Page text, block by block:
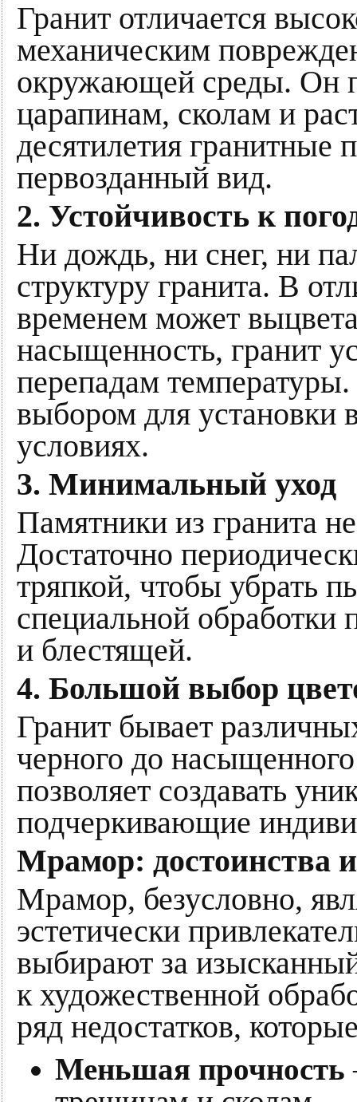
Гранит отличается
механическим
окружающей среды. Он
царапинам, сколам и
десятилетия гранитные
первозданный вид.
2. Устойчивость к
Ни дождь, ни снег, ни
структуру гранита. В
временем может
насыщенность, гранит
перепадам
выбором для установки
условиях.
3. Минимальный уход
Памятники из гранита
Достаточно
тряпкой, чтобы убрать
специальной обработки
и блестящей.
4. Большой выбор
Гранит бывает
черного до
позволяет создавать
подчеркивающие
Мрамор: достоинства
Мрамор, безусловно,
эстетически
выбирают за
к художественной
ряд недостатков,
Меньшая прочность